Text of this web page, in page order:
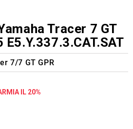
Tracer 7 GT
7/7 GT GPR
IL 20%